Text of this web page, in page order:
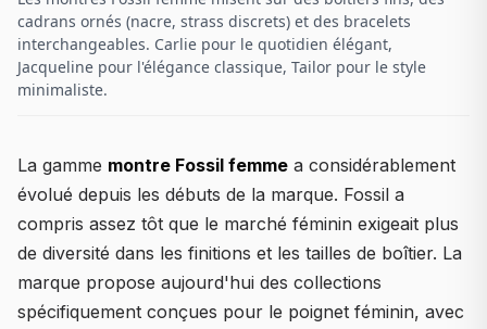
cadrans ornés (nacre, strass discrets) et des bracelets
interchangeables. Carlie pour le quotidien élégant,
Jacqueline pour l'élégance classique, Tailor pour le style
minimaliste.
La gamme montre Fossil femme a considérablement
évolué depuis les débuts de la marque. Fossil a
compris assez tôt que le marché féminin exigeait plus
de diversité dans les finitions et les tailles de boîtier. La
marque propose aujourd'hui des collections
spécifiquement conçues pour le poignet féminin, avec